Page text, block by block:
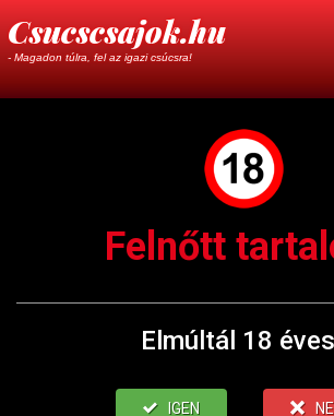
Csucscsajok.hu
- Magadon túlra, fel az igazi csúcsra!
Felnőtt
Elmúltál 18
IGEN